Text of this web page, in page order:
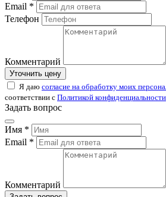
Email *
Телефон
Комментарий
Уточнить цену
Я даю согласие на обработку моих
соответствии с Политикой конфиденциальности
Задать вопрос
Имя *
Email *
Комментарий